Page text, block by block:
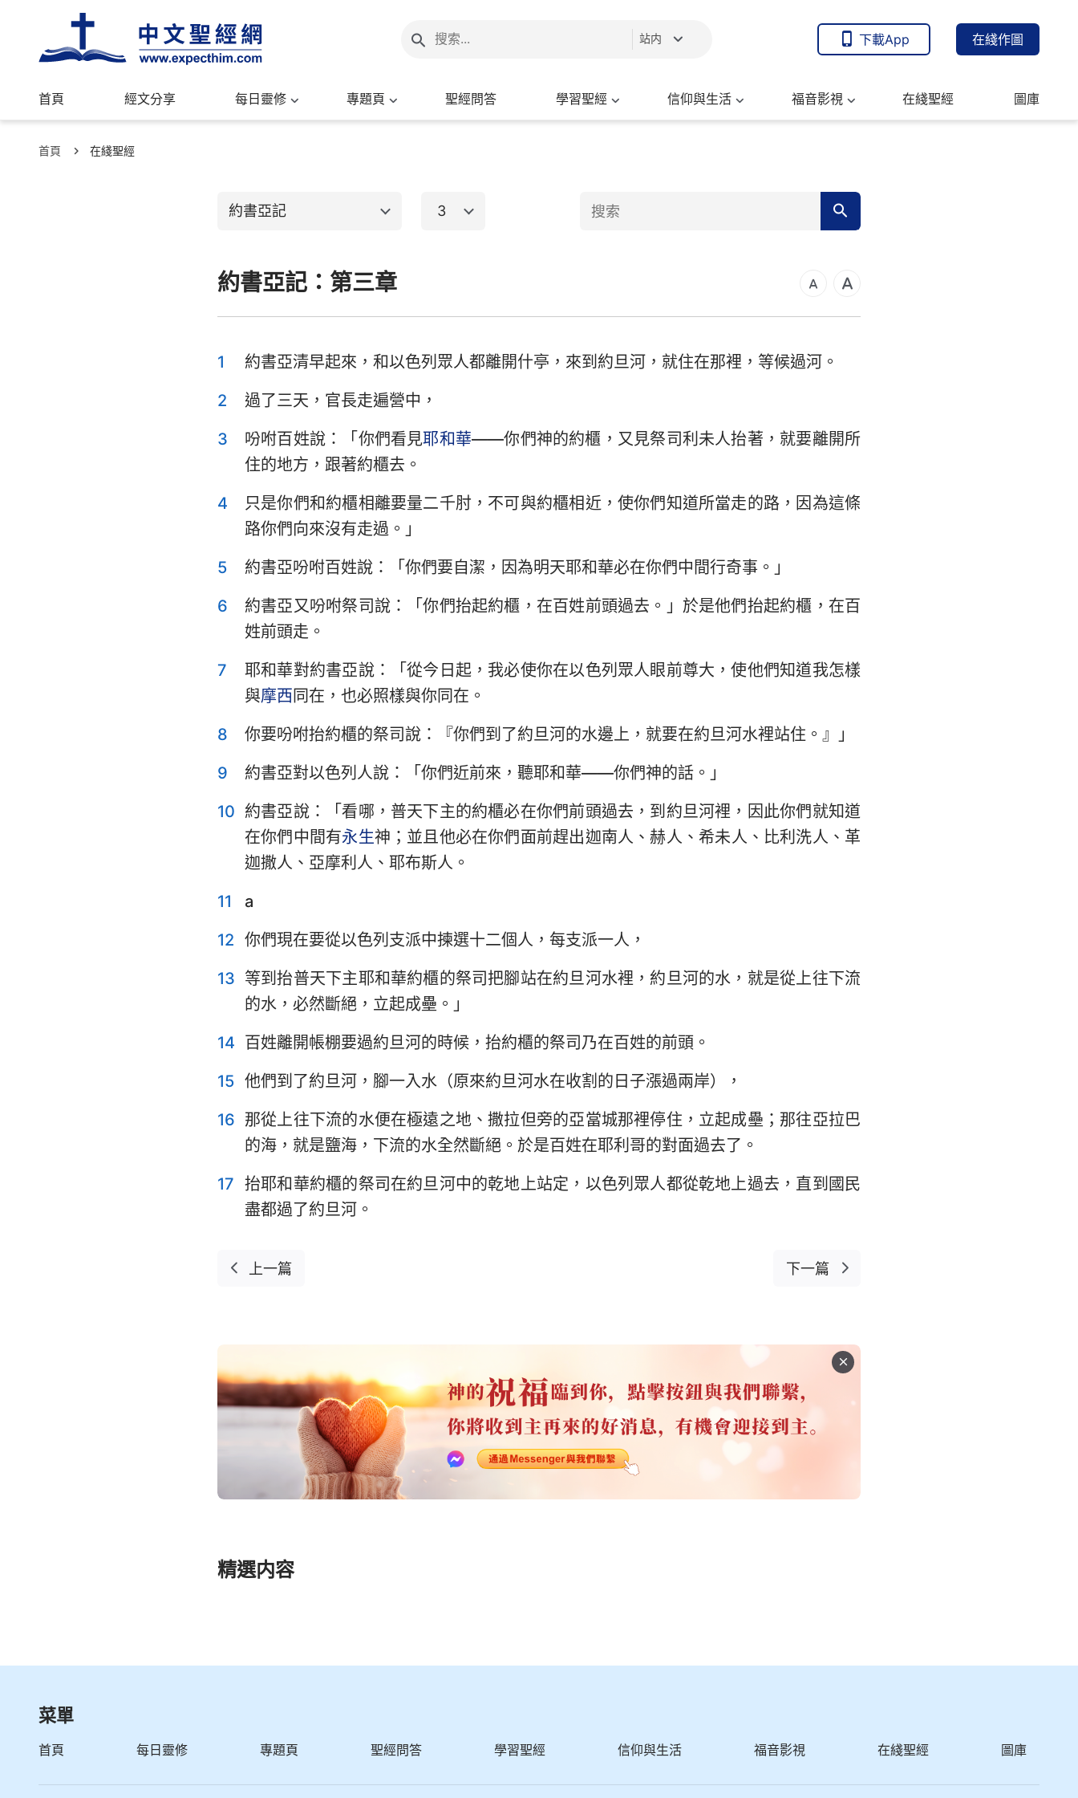
站内 下載App 在綫作圖
首頁 經文分享 每日靈修 專題頁 聖經問答 學習聖經 信仰與生活 福音影視 在綫聖經 圖庫
首頁 在綫聖經
約書亞記
舊約聖經
利未記 民數記
申命記 約書亞記
士師記 路得記
撒母耳記上 撒母耳記下
列王紀上 列王紀下
歷代志上 歷代志下
以斯拉記 尼希米記
以斯帖記 約伯記
詩篇
傳道書 雅歌
但以理書 何西阿書
約珥書 阿摩司書
俄巴底亞書 約拿書
瑪拉基書
路加福音 約翰福音
哥林多前書 哥林多後書
腓立比書 歌羅西書
提摩太前書 提摩太後書
提多書 腓利門書
彼得前書 彼得後書
啟示錄
3
22
23 24
約書亞記：第三章
1
約書亞清早起來，和以色列眾人都離開什亭，來到約旦河，就住在那裡，等候過河。
2
過了三天，官長走遍營中，
3
吩咐百姓說：「你們看見耶和華——你們神的約櫃，又見祭司利未人抬著，就要離開所
住的地方，跟著約櫃去。
4
只是你們和約櫃相離要量二千肘，不可與約櫃相近，使你們知道所當走的路，因為這條
路你們向來沒有走過。」
5
約書亞吩咐百姓說：「你們要自潔，因為明天耶和華必在你們中間行奇事。」
6
約書亞又吩咐祭司說：「你們抬起約櫃，在百姓前頭過去。」於是他們抬起約櫃，在百
姓前頭走。
7
耶和華對約書亞說：「從今日起，我必使你在以色列眾人眼前尊大，使他們知道我怎樣
與摩西同在，也必照樣與你同在。
8
你要吩咐抬約櫃的祭司說：『你們到了約旦河的水邊上，就要在約旦河水裡站住。』」
9
約書亞對以色列人說：「你們近前來，聽耶和華——你們神的話。」
10 約書亞說：「看哪，普天下主的約櫃必在你們前頭過去，到約旦河裡，因此你們就知道
在你們中間有永生神；並且他必在你們面前趕出迦南人、赫人、希未人、比利洗人、革
迦撒人、亞摩利人、耶布斯人。
11
a
12 你們現在要從以色列支派中揀選十二個人，每支派一人，
13 等到抬普天下主耶和華約櫃的祭司把腳站在約旦河水裡，約旦河的水，就是從上往下流
的水，必然斷絕，立起成壘。」
14 百姓離開帳棚要過約旦河的時候，抬約櫃的祭司乃在百姓的前頭。
15 他們到了約旦河，腳一入水（原來約旦河水在收割的日子漲過兩岸），
16 那從上往下流的水便在極遠之地、撒拉但旁的亞當城那裡停住，立起成壘；那往亞拉巴
的海，就是鹽海，下流的水全然斷絕。於是百姓在耶利哥的對面過去了。
17 抬耶和華約櫃的祭司在約旦河中的乾地上站定，以色列眾人都從乾地上過去，直到國民
盡都過了約旦河。
上一篇 下一篇
精選内容
菜單
首頁 每日靈修 專題頁 聖經問答 學習聖經 信仰與生活 福音影視 在綫聖經 圖庫